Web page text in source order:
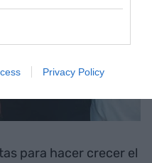
Privacy Policy
para hacer crecer el